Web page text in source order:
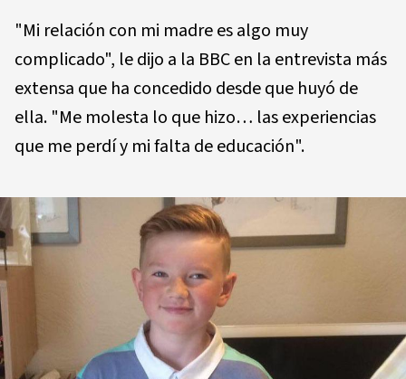
"Mi relación con mi madre es algo muy
complicado", le dijo a la BBC en la entrevista más
extensa que ha concedido desde que huyó de
ella. "Me molesta lo que hizo… las experiencias
que me perdí y mi falta de educación".